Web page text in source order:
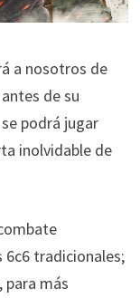
a nosotros de
de su
podrá jugar
inolvidable de
tradicionales;
para más